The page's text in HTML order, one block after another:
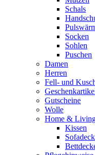
Schals
Socken
Sohlen
Puschen
Damen
Herren
Fell- und
Gutscheine
Wolle
Home &
Kissen